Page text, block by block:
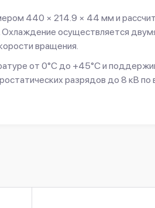
440 × 214.9 × 44 мм и
осуществляется
вращения.
от 0°C до +45°C и
разрядов до 8 кВ по